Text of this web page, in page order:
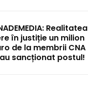
Realitatea
în justiție un milion
de la membrii CNA
sancționat postul!